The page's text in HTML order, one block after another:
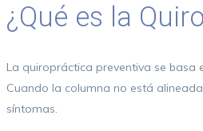
¿Qué es la
La quiropráctica preventiva se basa
Cuando la columna no está
síntomas.